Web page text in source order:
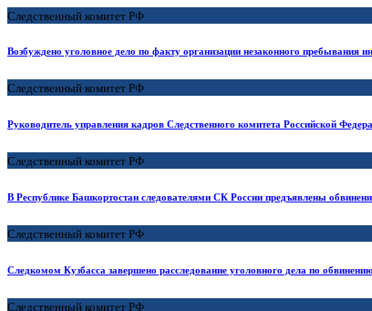
Следственный комитет РФ
Возбуждено уголовное дело по факту организации незаконного пребывания
Следственный комитет РФ
Руководитель управления кадров Следственного комитета Российской
Следственный комитет РФ
В Республике Башкортостан следователями СК России предъявлены
Следственный комитет РФ
Следкомом Кузбасса завершено расследование уголовного дела по
Следственный комитет РФ